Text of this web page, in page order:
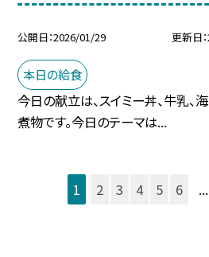
公開日 2026/01/29 更新日
本日の給食
今日の献立は、スイミー丼、牛乳、
煮物です。今日のテーマは...
1 2 3 4 5 6 ...